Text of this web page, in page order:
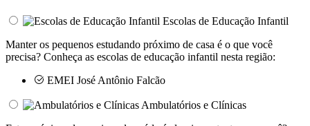
Escolas de Educação Infantil
Manter os pequenos estudando próximo de casa é o que você
precisa? Conheça as escolas de educação infantil nesta região:
EMEI José Antônio Falcão
Ambulatórios e Clínicas